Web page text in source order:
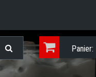
Panier: